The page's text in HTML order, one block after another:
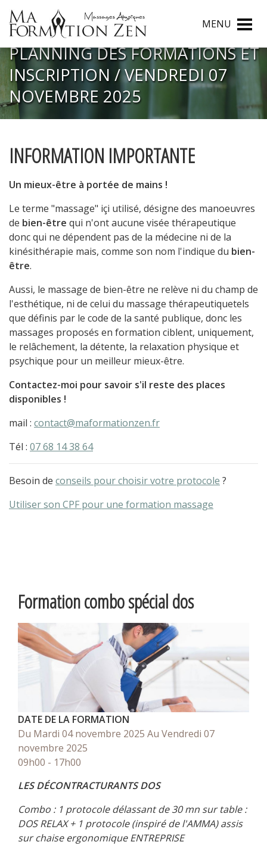
MENU
PLANNING DES FORMATIONS ET
INSCRIPTION / VENDREDI 07
NOVEMBRE 2025
INFORMATION IMPORTANTE
Un mieux-être à portée de mains !
Le terme "massage" içi utilisé, désigne des manoeuvres
de bien-être qui n'ont aucune visée thérapeutique
donc qui ne dépendent pas de la médecine ni de la
kinésithérapie mais, comme son nom l'indique du bien-
être.
Aussi, le massage de bien-être ne relève ni du champ de
l'esthétique, ni de celui du massage thérapeutiquetels
que définis par le code de la santé publique, donc les
massages proposés en formation ciblent, uniquement,
le relâchement, la détente, la relaxation physique et
psychique pour un meilleur mieux-être.
Contactez-moi pour savoir s'il reste des places
disponibles !
mail : contact@maformationzen.fr
Tél : 07 68 14 38 64
Besoin de conseils pour choisir votre protocole ?
Utiliser son CPF pour une formation massage
Formation combo spécial dos
DATE DE LA FORMATION
Du Mardi 04 novembre 2025 Au Vendredi 07
novembre 2025
09h00 - 17h00
LES DÉCONTRACTURANTS DOS
Combo : 1 protocole délassant de 30 mn sur table :
DOS RELAX + 1 protocole (inspiré de l'AMMA) assis
sur chaise ergonomique ENTREPRISE